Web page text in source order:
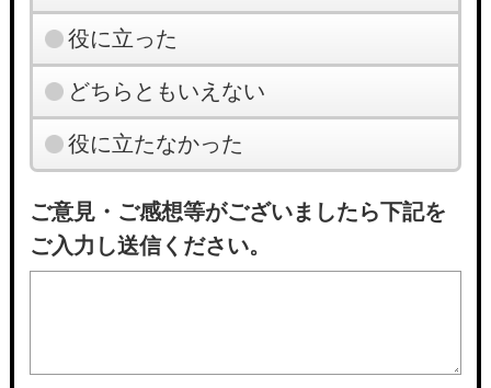
役に立った
どちらともいえない
役に立たなかった
ご意見・ご感想等がございましたら下記を
ご入力し送信ください。